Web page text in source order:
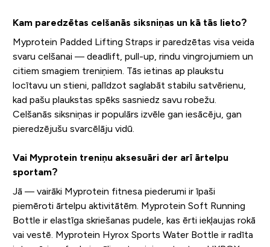
Kam paredzētas celšanās siksniņas un kā tās lieto?
Myprotein Padded Lifting Straps ir paredzētas visa veida
svaru celšanai — deadlift, pull-up, rindu vingrojumiem un
citiem smagiem treniņiem. Tās ietinas ap plaukstu
locītavu un stieni, palīdzot saglabāt stabilu satvērienu,
kad pašu plaukstas spēks sasniedz savu robežu.
Celšanās siksniņas ir populārs izvēle gan iesācēju, gan
pieredzējušu svarcēlāju vidū.
Vai Myprotein treniņu aksesuāri der arī ārtelpu
sportam?
Jā — vairāki Myprotein fitnesa piederumi ir īpaši
piemēroti ārtelpu aktivitātēm. Myprotein Soft Running
Bottle ir elastīga skriešanas pudele, kas ērti iekļaujas rokā
vai vestē. Myprotein Hyrox Sports Water Bottle ir radīta